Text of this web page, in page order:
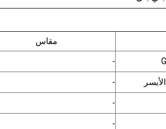
مقاس
-
-
-
-